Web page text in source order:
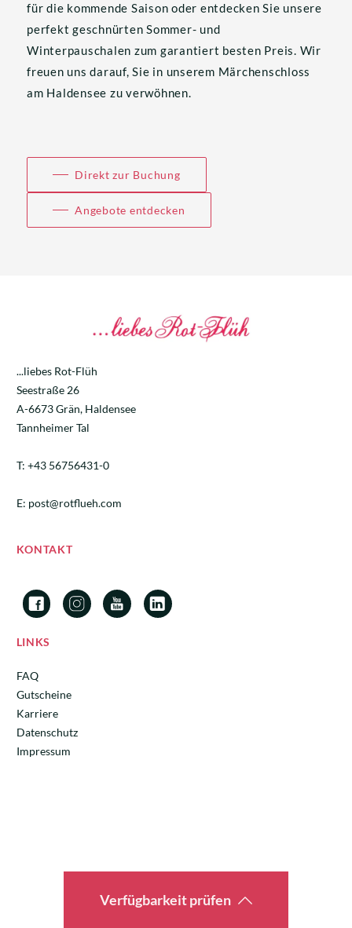
Verfügbarkeit prüfen
für die kommende Saison oder entdecken Sie unsere
perfekt geschnürten Sommer- und
Winterpauschalen zum garantiert besten Preis. Wir
freuen uns darauf, Sie in unserem Märchenschloss
am Haldensee zu verwöhnen.
Direkt zur Buchung
Angebote entdecken
...liebes Rot-Flüh
Seestraße 26
A-6673 Grän, Haldensee
Tannheimer Tal
T: +43 56756431-0
E: post@rotflueh.com
KONTAKT
LINKS
FAQ
Gutscheine
Karriere
Datenschutz
Impressum